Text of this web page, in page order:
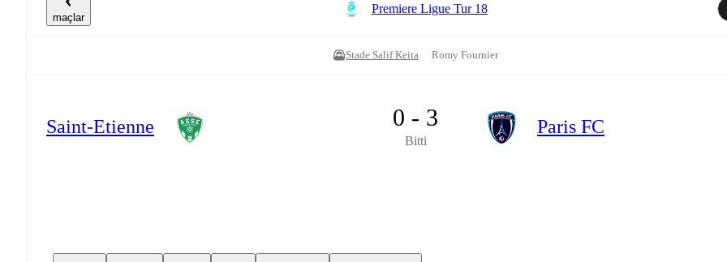
maçlar
Premiere Ligue Tur 18
Stade Salif Keita Romy Fournier
Saint-Etienne 0 - 3
Bitti
Paris FC